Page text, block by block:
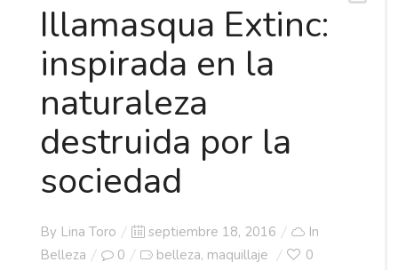
Illamasqua Extinc:
inspirada en la
naturaleza
destruida por la
sociedad
By Lina Toro
Posted
on
septiembre 18, 2016
In
Belleza
0 belleza, maquillaje 0